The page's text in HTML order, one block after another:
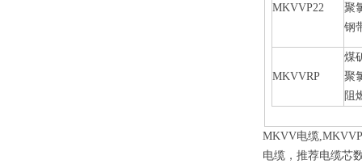
MKVVP22
聚
钢
MKVVRP
煤
聚
阻
MKVV电缆
电缆，推荐电缆芯